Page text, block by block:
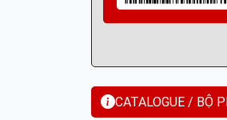
CATALOGUE / BỘ